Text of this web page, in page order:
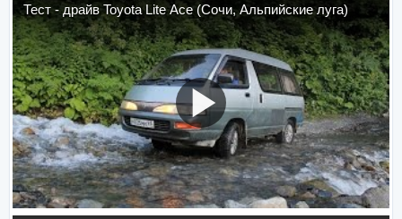
Тест - драйв Toyota Lite Ace (Сочи, Альпийские луга)